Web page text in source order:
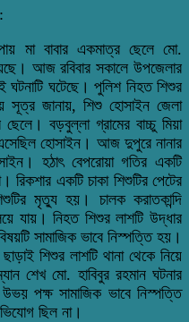
মা বাবার একমাত্র ছেলে মো.
আজ রবিবার সকালে উপজেলার
ঘটনাটি ঘটেছে। পুলিশ নিহত শিশুর
সূত্র জানায়, শিশু হোসাইন জেলা
বড়বুল্লা গ্রামের বাচ্চু মিয়া
এসেছিল হোসাইন। আজ দুপুরে নানার
হঠাৎ বেপরোয়া গতির একটি
রিকশার একটি চাকা শিশুটির পেটের
মৃত্যু হয়। চালক করাতকান্দি
যায়। নিহত শিশুর লাশটি উদ্ধার
সামাজিক ভাবে নিস্পত্তি হয়।
শিশুর লাশটি থানা থেকে নিয়ে
শেখ মো. হাবিবুর রহমান ঘটনার
পক্ষ সামাজিক ভাবে নিস্পত্তি
ছিল না।